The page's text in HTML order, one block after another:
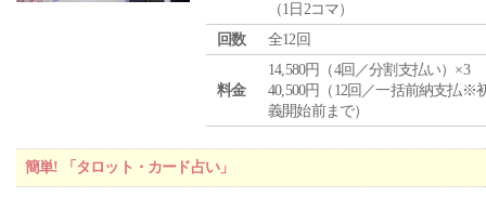
（1日2コマ）
回数
全12回
料金
14,580円（4回／分割支払い）×3
40,500円（12回／一括前納支払※
義開始前まで）
簡単! 「タロット・カード占い」